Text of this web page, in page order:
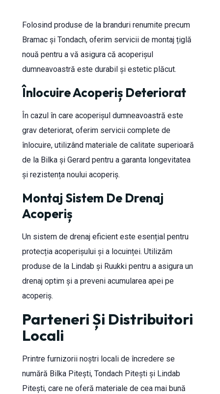
Folosind produse de la branduri renumite precum
Bramac și Tondach, oferim servicii de montaj țiglă
nouă pentru a vă asigura că acoperișul
dumneavoastră este durabil și estetic plăcut.
Înlocuire Acoperiș Deteriorat
În cazul în care acoperișul dumneavoastră este
grav deteriorat, oferim servicii complete de
înlocuire, utilizând materiale de calitate superioară
de la Bilka și Gerard pentru a garanta longevitatea
și rezistența noului acoperiș.
Montaj Sistem De Drenaj
Acoperiș
Un sistem de drenaj eficient este esențial pentru
protecția acoperișului și a locuinței. Utilizăm
produse de la Lindab și Ruukki pentru a asigura un
drenaj optim și a preveni acumularea apei pe
acoperiș.
Parteneri Și Distribuitori
Locali
Printre furnizorii noștri locali de încredere se
numără Bilka Pitești, Tondach Pitești și Lindab
Pitești, care ne oferă materiale de cea mai bună